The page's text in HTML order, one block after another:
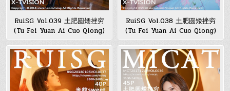
RuiSG Vol.039 土肥圆矮挫穷
(Tu Fei Yuan Ai Cuo Qiong)
RuiSG Vol.038 土肥圆矮挫穷
(Tu Fei Yuan Ai Cuo Qiong)